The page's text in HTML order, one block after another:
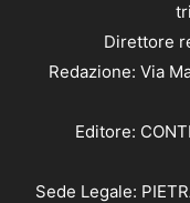
Direttore
Redazione: Via
Editore:
Sede Legale: